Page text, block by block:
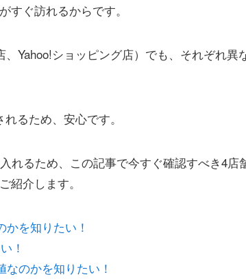
すぐ訪れるからです。
Yahoo!ショッピング店）でも、それぞれ異
るため、安心です。
れるため、この記事で今すぐ確認すべき4店
紹介します。
を知りたい！
！
のかを知りたい！